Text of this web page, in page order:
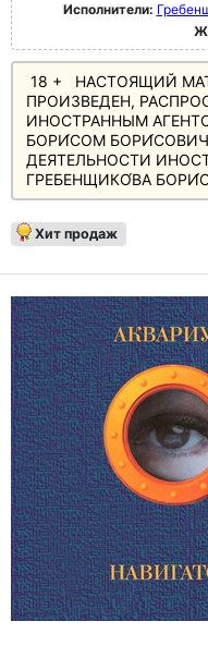
Исполнители:
18 + НАСТОЯЩИЙ
ПРОИЗВЕДЕН,
ИНОСТРАННЫМ
БОРИ́СОМ
ДЕЯТЕЛЬНОСТИ
ГРЕБЕНЩИКО́ВА
Хит продаж